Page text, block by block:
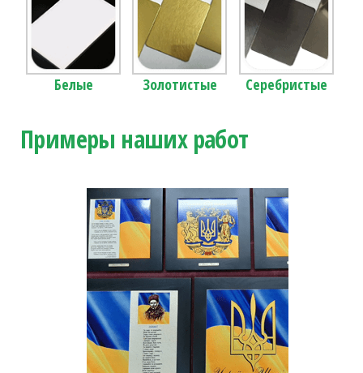
Белые Золотистые Серебристые
Примеры наших работ